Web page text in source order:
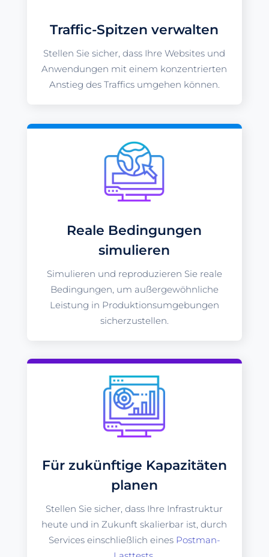
Traffic-Spitzen verwalten
Stellen Sie sicher, dass Ihre Websites und
Anwendungen mit einem konzentrierten
Anstieg des Traffics umgehen können.
Reale Bedingungen
simulieren
Simulieren und reproduzieren Sie reale
Bedingungen, um außergewöhnliche
Leistung in Produktionsumgebungen
sicherzustellen.
Für zukünftige Kapazitäten
planen
Stellen Sie sicher, dass Ihre Infrastruktur
heute und in Zukunft skalierbar ist, durch
Services einschließlich eines Postman-